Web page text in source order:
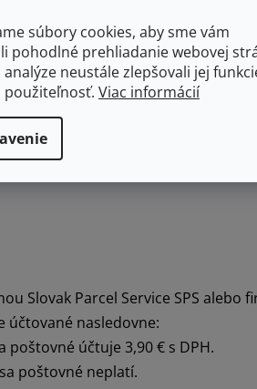
súbory cookies, aby sme vám
pohodlné prehliadanie webovej
analýze neustále zlepšovali jej
použiteľnosť. Viac informácií
Spotrebiče do kuchyne
Slovak Parcel Service SPS alebo
účtované nasledovne:
poštovné účtuje 3,90 € s DPH.
poštovné neplatí.